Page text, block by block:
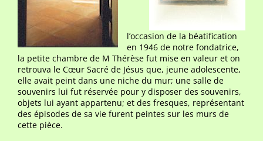
l’occasion de la béatification
en 1946 de notre fondatrice,
la petite chambre de M Thérèse fut mise en valeur et on
retrouva le Cœur Sacré de Jésus que, jeune adolescente,
elle avait peint dans une niche du mur; une salle de
souvenirs lui fut réservée pour y disposer des souvenirs,
objets lui ayant appartenu; et des fresques, représentant
des épisodes de sa vie furent peintes sur les murs de
cette pièce.